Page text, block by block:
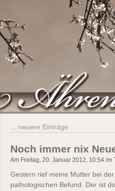
... neuere Einträge
Noch immer nix
Am Freitag, 20. Januar 2012, 10:54 im
Gestern rief meine Mutter bei
pathologischen Befund. Der ist